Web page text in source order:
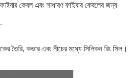
কেবল এবং সাধারণ ফাইবার কেবলের জন্য
তৈরি, কভার এবং নীচের মধ্যে সিলিকন রিং সিল।